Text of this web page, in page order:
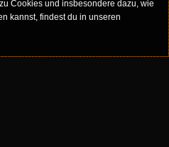
Cookies und insbesondere dazu, wie
kannst, findest du in unseren